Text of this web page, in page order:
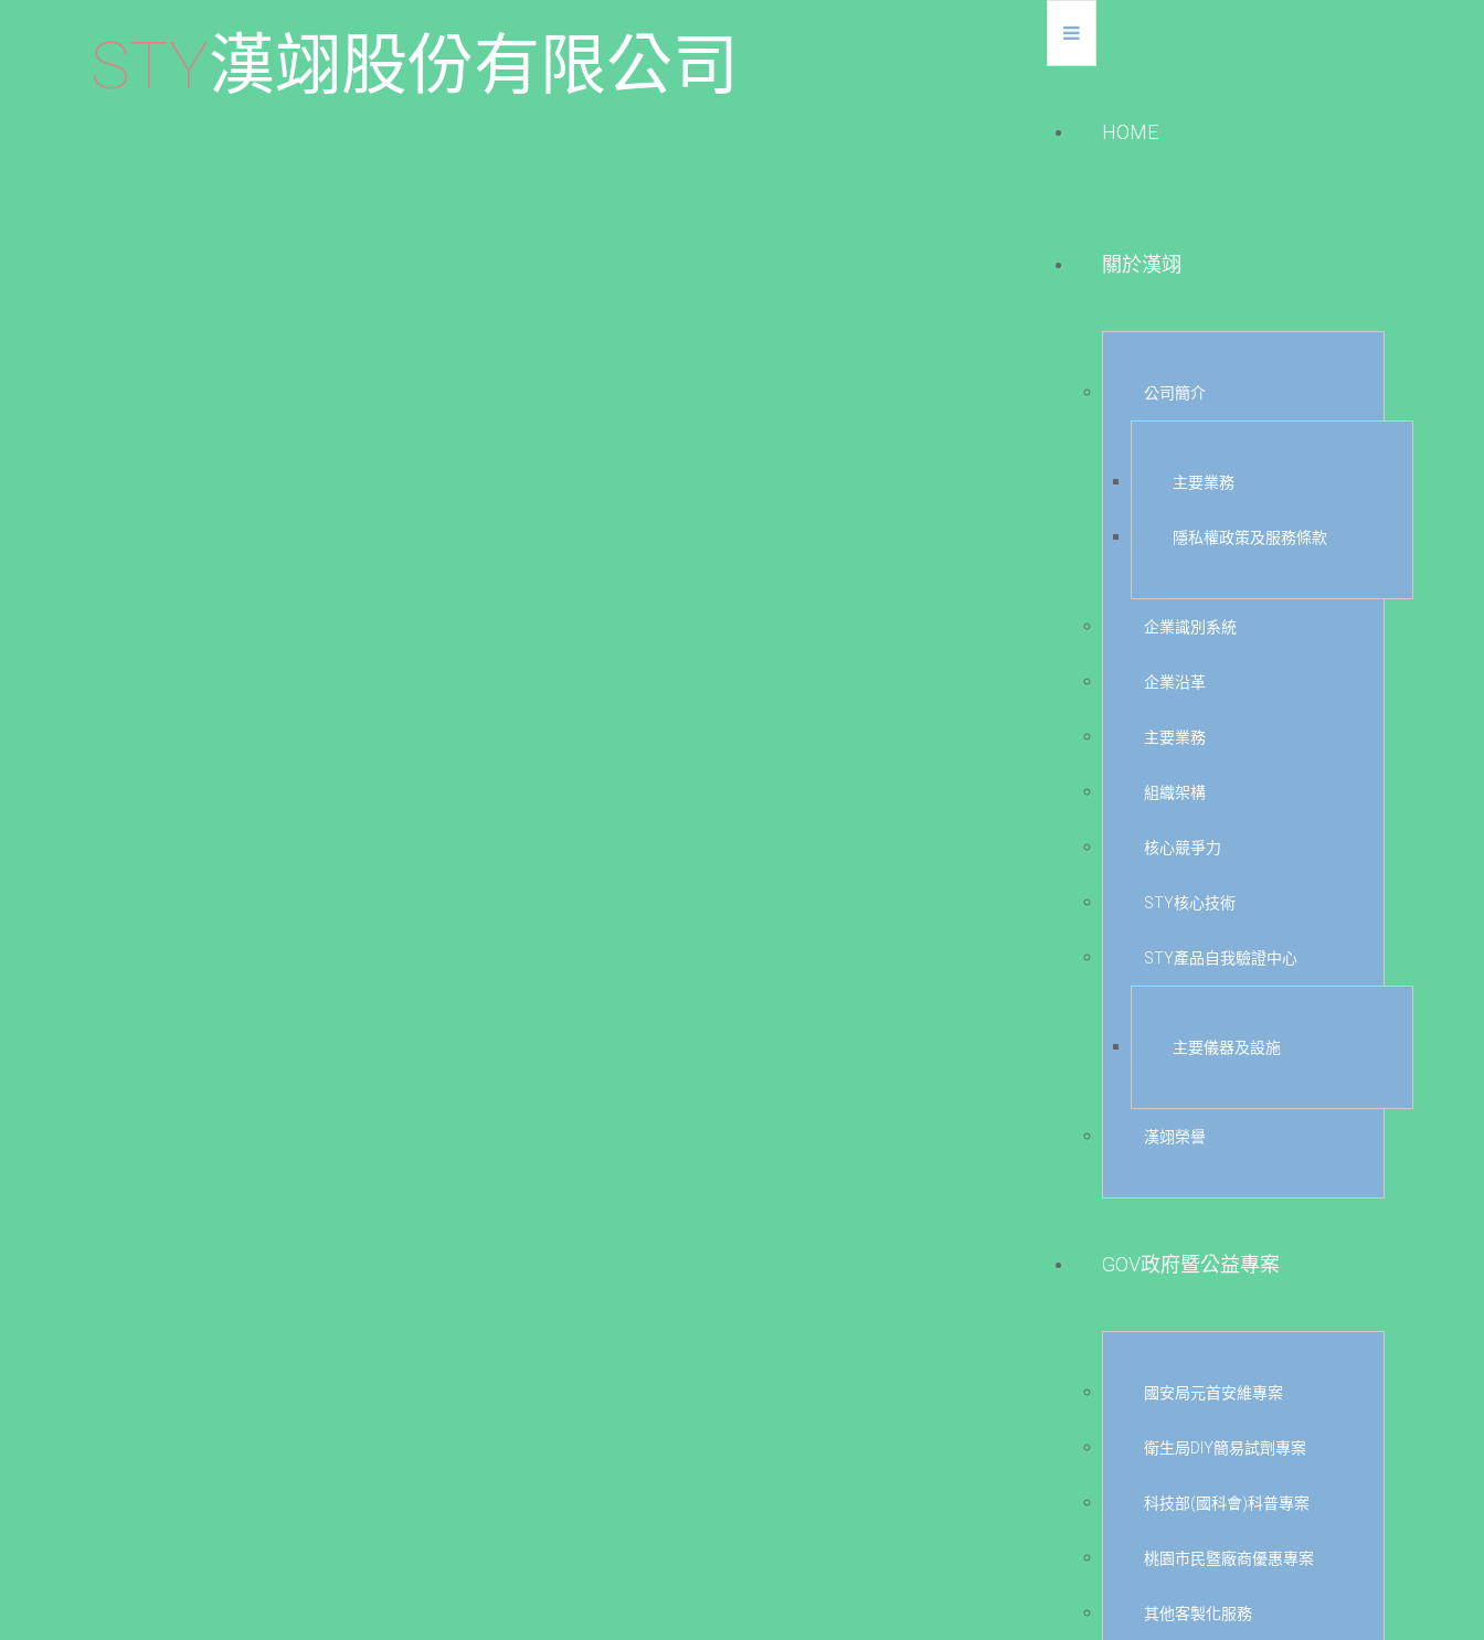
STY漢翊股份有限公司
HOME
關於漢翊
公司簡介
主要業務
隱私權政策及服務條款
企業識別系統
企業沿革
主要業務
組織架構
核心競爭力
STY核心技術
STY產品自我驗證中心
主要儀器及設施
漢翊榮譽
GOV政府暨公益專案
國安局元首安維專案
衛生局DIY簡易試劑專案
科技部(國科會)科普專案
桃園市民暨廠商優惠專案
其他客製化服務